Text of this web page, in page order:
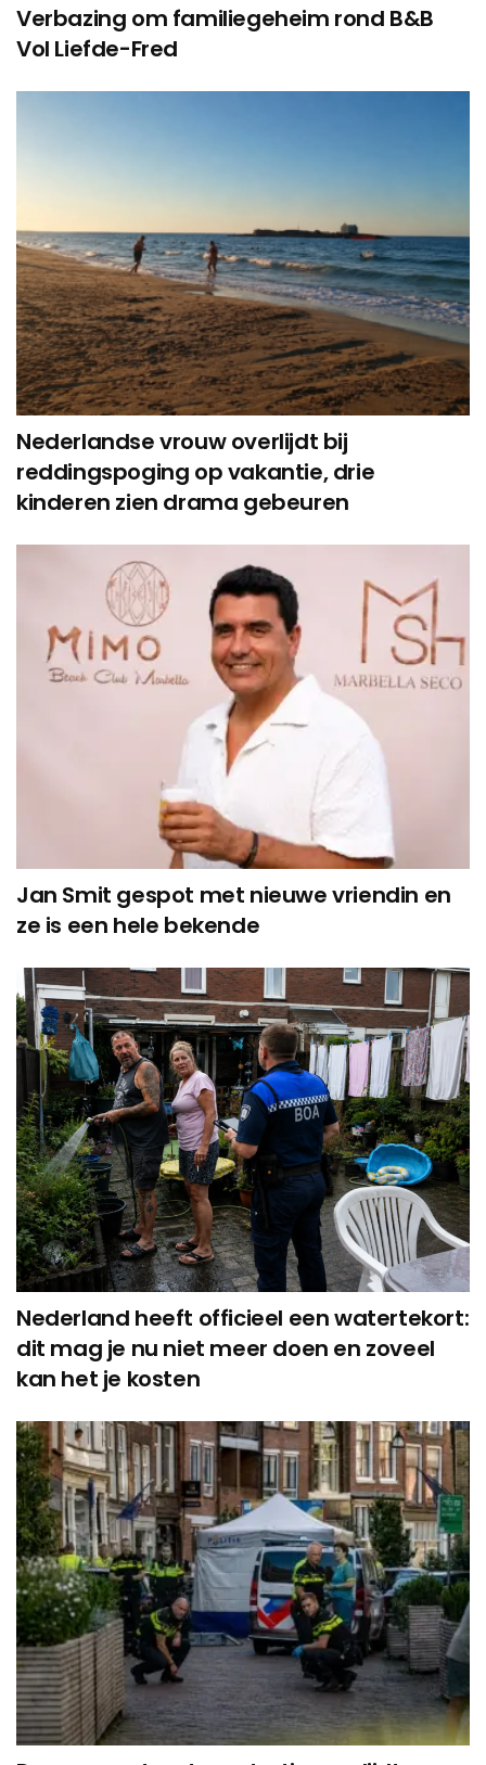
Verbazing om familiegeheim rond B&B
Vol Liefde-Fred
Nederlandse vrouw overlijdt bij
reddingspoging op vakantie, drie
kinderen zien drama gebeuren
Jan Smit gespot met nieuwe vriendin en
ze is een hele bekende
Nederland heeft officieel een watertekort:
dit mag je nu niet meer doen en zoveel
kan het je kosten